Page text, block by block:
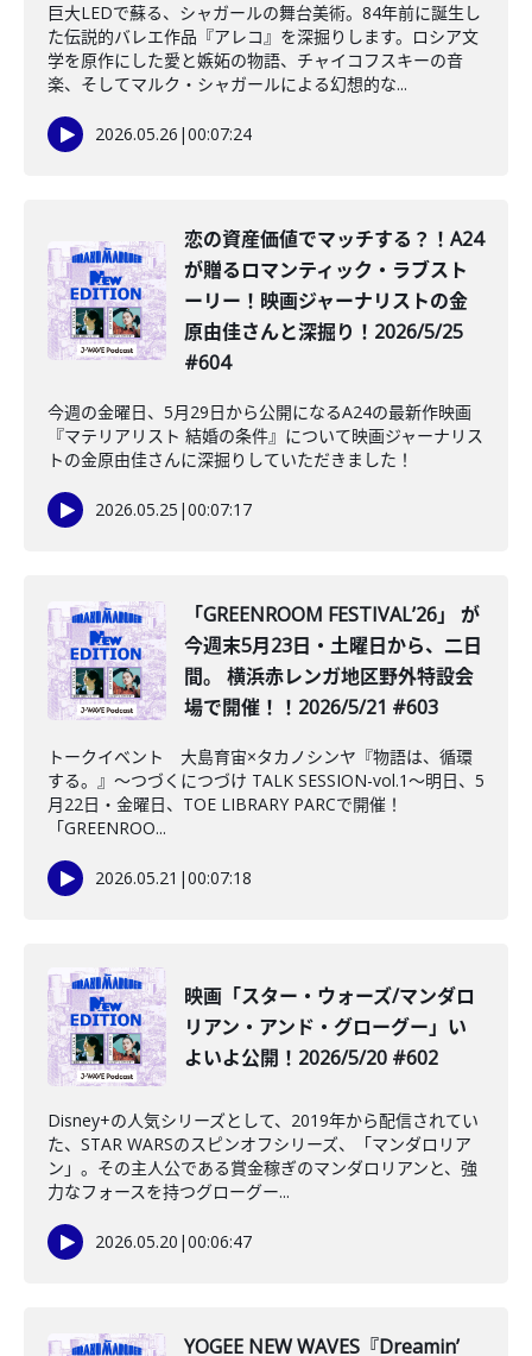
巨大LEDで蘇る、シャガールの舞台美術。84年前に誕生し
た伝説的バレエ作品『アレコ』を深掘りします。ロシア文
学を原作にした愛と嫉妬の物語、チャイコフスキーの音
楽、そしてマルク・シャガールによる幻想的な...
2026.05.26 |00:07:24
️恋の資産価値でマッチする？！A24
が贈るロマンティック・ラブスト
ーリー！映画ジャーナリストの金
原由佳さんと深掘り！2026/5/25
#604
今週の金曜日、5月29日から公開になるA24の最新作映画
『マテリアリスト 結婚の条件』について映画ジャーナリス
トの金原由佳さんに深掘りしていただきました！
2026.05.25 |00:07:17
「GREENROOM FESTIVALʼ26」 が
今週末5月23日・土曜日から、二日
間。 横浜赤レンガ地区野外特設会
場で開催！！2026/5/21 #603
トークイベント 大島育宙×タカノシンヤ『物語は、循環
する。』～つづくにつづけ TALK SESSION-vol.1～明日、5
月22日・金曜日、TOE LIBRARY PARCで開催！
「GREENROO...
2026.05.21 |00:07:18
映画「スター・ウォーズ/マンダロ
リアン・アンド・グローグー」い
よいよ公開！2026/5/20 #602
Disney+の人気シリーズとして、2019年から配信されてい
た、STAR WARSのスピンオフシリーズ、「マンダロリア
ン」。その主人公である賞金稼ぎのマンダロリアンと、強
力なフォースを持つグローグー...
2026.05.20 |00:06:47
️YOGEE NEW WAVES『Dreamin’